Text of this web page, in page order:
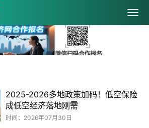
2025-2026多地政策加码！低空保险
成低空经济落地刚需
时间：2026年07月30日